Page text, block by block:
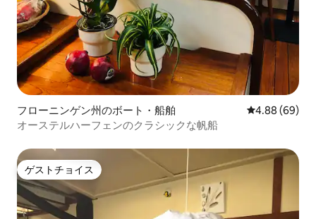
フローニンゲン州のボート・船舶 レビュー69件
4.88 (69)
オーステルハーフェンのクラシックな帆船
ゲストチョイス
ゲストチョイス